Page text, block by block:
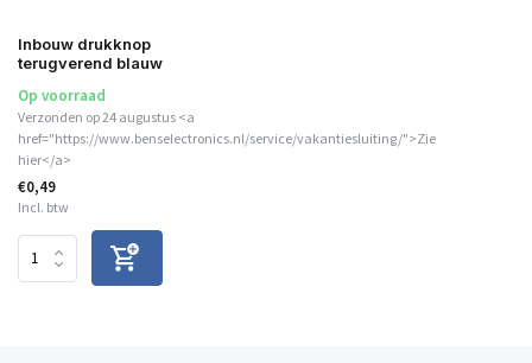
Inbouw drukknop
terugverend blauw
Op voorraad
Verzonden op 24 augustus <a
href="https://www.benselectronics.nl/service/vakantiesluiting/">Zie
hier</a>
€0,49
Incl. btw